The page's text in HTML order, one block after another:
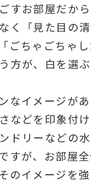
すお部屋だか
く「見た目の
ごちゃごちゃ
方が、白を選
なイメージが
などを印象付け
ドリーなどの
すが、お部屋
のイメージを